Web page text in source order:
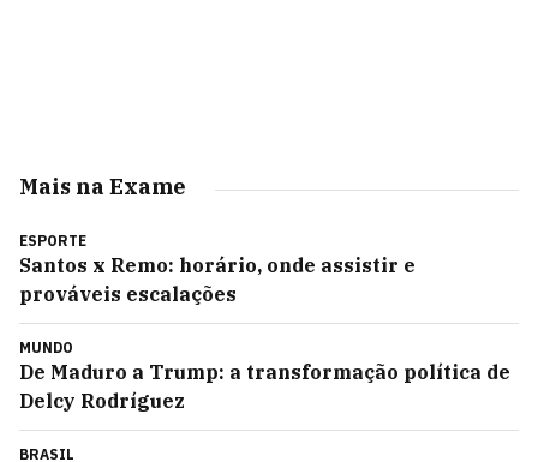
Mais na Exame
ESPORTE
Santos x Remo: horário, onde assistir e
prováveis escalações
MUNDO
De Maduro a Trump: a transformação política de
Delcy Rodríguez
BRASIL